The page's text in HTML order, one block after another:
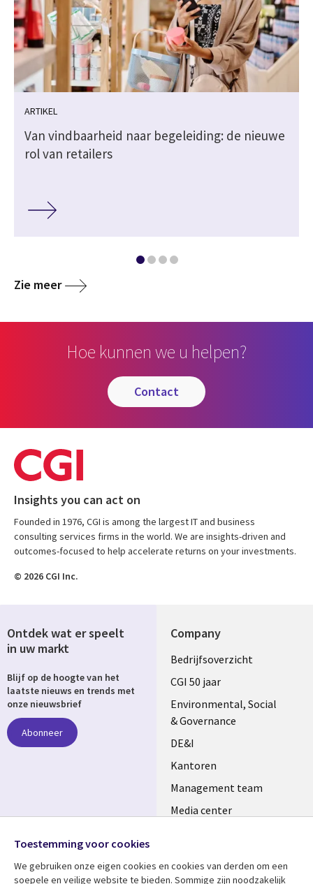
ARTIKEL
Van vindbaarheid naar begeleiding: de nieuwe
rol van retailers
Zie meer
Hoe kunnen we u helpen?
contact
Insights you can act on
Founded in 1976, CGI is among the largest IT and business
consulting services firms in the world. We are insights-driven and
outcomes-focused to help accelerate returns on your investments.
© 2026 CGI Inc.
Company
Useful
links
NETHERLANDS
Bedrijfsoverzicht
CGI 50 jaar
Environmental, Social
& Governance
DE&I
Kantoren
Management team
Media center
Ontdek wat er speelt
in uw markt
Blijf op de hoogte van het
laatste nieuws en trends met
onze nieuwsbrief
Abonneer
Media
Toestemming voor cookies
We gebruiken onze eigen cookies en cookies van derden om een ​​
soepele en veilige website te bieden. Sommige zijn noodzakelijk